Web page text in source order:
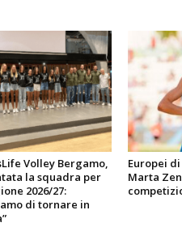
Volley Bergamo,
la squadra per
2026/27:
di tornare in
Europei
Marta